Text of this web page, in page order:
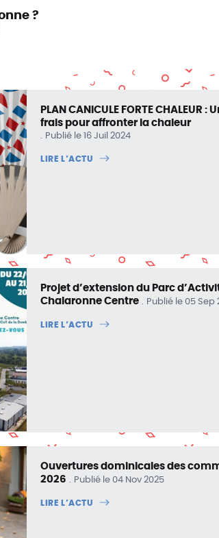
?
PLAN CANICULE FORTE CHALEUR :
frais pour affronter la chaleur
Publié le 16 Juil 2024
LIRE L’ACTU
Projet d’extension du Parc
Chalaronne Centre
Publié le 05 Sep
LIRE L’ACTU
Ouvertures dominicales des
2026
Publié le 04 Nov 2025
LIRE L’ACTU